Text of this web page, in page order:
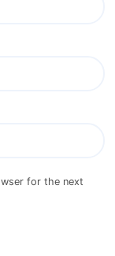
for the next